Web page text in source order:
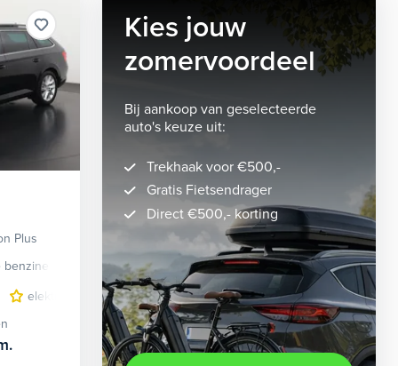
glazen panorama-dak lichtmetalen velgen 18"
Plus
Automaat
elektrisch glazen panorama-dak
elektrisch verstelb.
Kies jouw
zomervoordeel
Bij aankoop van geselecteerde
auto's keuze uit:
Trekhaak voor €500,-
Gratis Fietsendrager
Direct €500,- korting